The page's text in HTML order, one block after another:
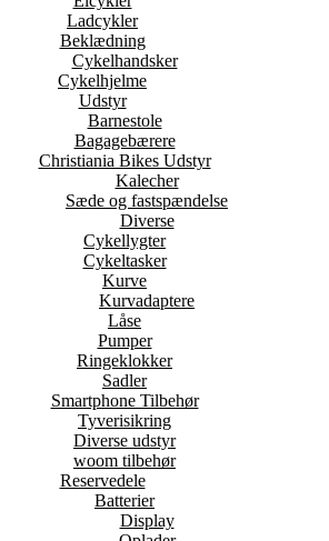
Ladcykler
Beklædning
Cykelhandsker
Cykelhjelme
Udstyr
Barnestole
Bagagebærere
Christiania Bikes Udstyr
Kalecher
Sæde og fastspændelse
Diverse
Cykellygter
Cykeltasker
Kurve
Kurvadaptere
Låse
Pumper
Ringeklokker
Sadler
Smartphone Tilbehør
Tyverisikring
Diverse udstyr
woom tilbehør
Reservedele
Batterier
Display